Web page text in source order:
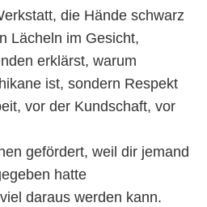
die Hände schwarz
Lächeln im Gesicht,
erklärst, warum
ist, sondern Respekt
vor der Kundschaft, vor
gefördert, weil dir jemand
hatte
daraus werden kann.